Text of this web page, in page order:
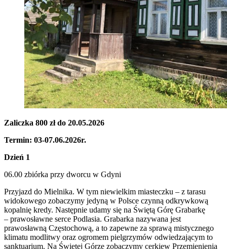
Zaliczka 800 zł do 20.05.2026
Termin: 03-07.06.2026r.
Dzień 1
06.00 zbiórka przy dworcu w Gdyni
Przyjazd do Mielnika. W tym niewielkim miasteczku – z tarasu
widokowego zobaczymy jedyną w Polsce czynną odkrywkową
kopalnię kredy. Następnie udamy się na Świętą Górę Grabarkę
– prawosławne serce Podlasia. Grabarka nazywana jest
prawosławną Częstochową, a to zapewne za sprawą mistycznego
klimatu modlitwy oraz ogromem pielgrzymów odwiedzającym to
sanktuarium. Na Świętej Górze zobaczymy cerkiew Przemienienia